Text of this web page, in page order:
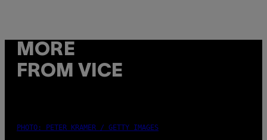
MORE
FROM VICE
PHOTO: PETER KRAMER / GETTY IMAGES